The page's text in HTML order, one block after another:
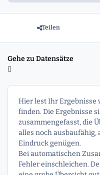
Teilen
Gehe zu Datensätze
Hier lest Ihr Ergebnisse
finden. Die Ergebnisse
zusammengefasst, die
alles noch
Eindruck genügen.
Bei automatischen
Fehler einschleichen.